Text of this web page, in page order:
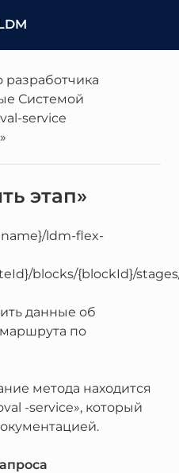
разработчика
Системой
service
этап»
ldm-flex-
blocks/{blockId}/
данные об
по
метода находится
-service», который